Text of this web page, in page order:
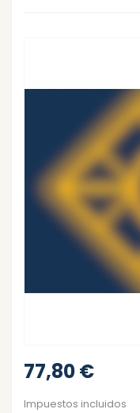
77,80 €
Impuestos incluidos